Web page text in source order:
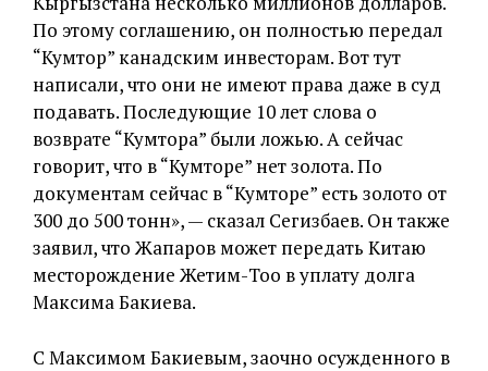
По этому соглашению, он полностью передал
“Кумтор” канадским инвесторам. Вот тут
написали, что они не имеют права даже в суд
подавать. Последующие 10 лет слова о
возврате “Кумтора” были ложью. А сейчас
говорит, что в “Кумторе” нет золота. По
документам сейчас в “Кумторе” есть золото от
300 до 500 тонн», — сказал Сегизбаев. Он также
заявил, что Жапаров может передать Китаю
месторождение Жетим-Тоо в уплату долга
Максима Бакиева.
С Максимом Бакиевым, заочно осужденного в